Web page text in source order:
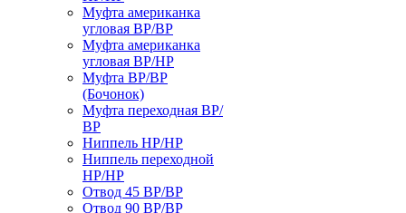
Муфта американка
угловая ВР/ВР
Муфта американка
угловая ВР/НР
Муфта ВР/ВР
(Бочонок)
Муфта переходная ВР/
ВР
Ниппель НР/НР
Ниппель переходной
НР/НР
Отвод 45 ВР/ВР
Отвод 90 ВР/ВР